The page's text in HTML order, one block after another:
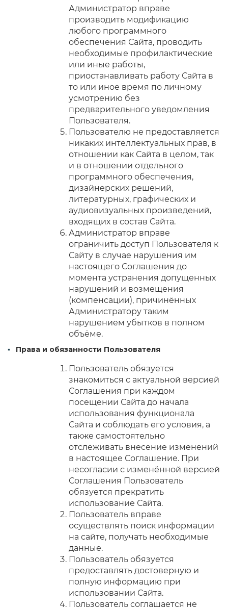
Администратор вправе
производить модификацию
любого программного
обеспечения Сайта, проводить
необходимые профилактические
или иные работы,
приостанавливать работу Сайта в
то или иное время по личному
усмотрению без
предварительного уведомления
Пользователя.
Пользователю не предоставляется
никаких интеллектуальных прав, в
отношении как Сайта в целом, так
и в отношении отдельного
программного обеспечения,
дизайнерских решений,
литературных, графических и
аудиовизуальных произведений,
входящих в состав Сайта.
Администратор вправе
ограничить доступ Пользователя к
Сайту в случае нарушения им
настоящего Соглашения до
момента устранения допущенных
нарушений и возмещения
(компенсации), причинённых
Администратору таким
нарушением убытков в полном
объёме.
Права и обязанности Пользователя
Пользователь обязуется
знакомиться с актуальной версией
Соглашения при каждом
посещении Сайта до начала
использования функционала
Сайта и соблюдать его условия, а
также самостоятельно
отслеживать внесение изменений
в настоящее Соглашение. При
несогласии с изменённой версией
Соглашения Пользователь
обязуется прекратить
использование Сайта.
Пользователь вправе
осуществлять поиск информации
на сайте, получать необходимые
данные.
Пользователь обязуется
предоставлять достоверную и
полную информацию при
использовании Сайта.
Пользователь соглашается не